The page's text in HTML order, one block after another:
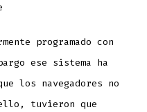
programado con
ese sistema ha
los navegadores no
tuvieron que